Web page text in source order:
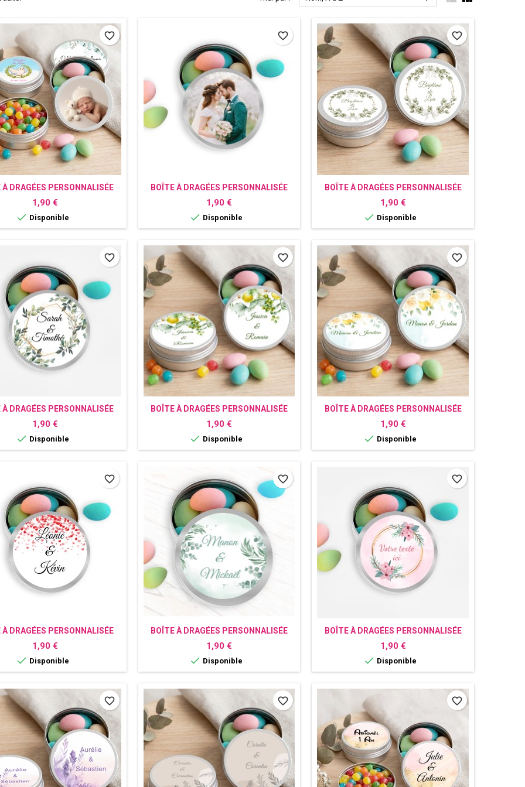
À DRAGÉES PERSONNALISÉE
AVEC PHOTO
Prix
1,90 €
 Disponible
favorite_border
BOÎTE À DRAGÉES PERSONNALISÉE
AVEC PHOTO
Prix
1,90 €
 Disponible
favorite_border
BOÎTE À DRAGÉES PERSONNALISÉE
BAPTÊME COURONNE LAURIER
Prix
1,90 €
 Disponible
favorite_border
À DRAGÉES PERSONNALISÉE
CHAMPÊTRE
Prix
1,90 €
 Disponible
favorite_border
BOÎTE À DRAGÉES PERSONNALISÉE
CITRON
Prix
1,90 €
 Disponible
favorite_border
BOÎTE À DRAGÉES PERSONNALISÉE
CITRON
Prix
1,90 €
 Disponible
favorite_border
À DRAGÉES PERSONNALISÉE
COEUR
Prix
1,90 €
 Disponible
favorite_border
BOÎTE À DRAGÉES PERSONNALISÉE
EUCALYPTUS
Prix
1,90 €
 Disponible
favorite_border
BOÎTE À DRAGÉES PERSONNALISÉE
FLEUR
Prix
1,90 €
 Disponible
favorite_border
favorite_border favorite_border favorite_border